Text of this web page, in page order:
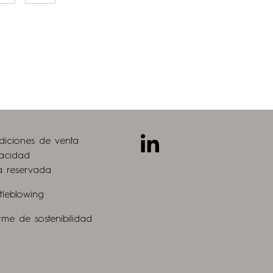
página
de venta
reservada
de sostenibilidad
Linkedin